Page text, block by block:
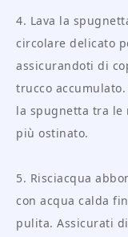
4. Lava la
circolare delicato
assicurandoti di
trucco
la spugnetta tra
più ostinato.
5. Risciacqua
con acqua calda
pulita. Assicurati